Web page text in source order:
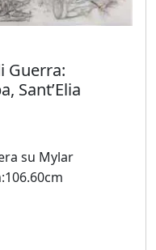
Guerra:
Sant’Elia
su Mylar